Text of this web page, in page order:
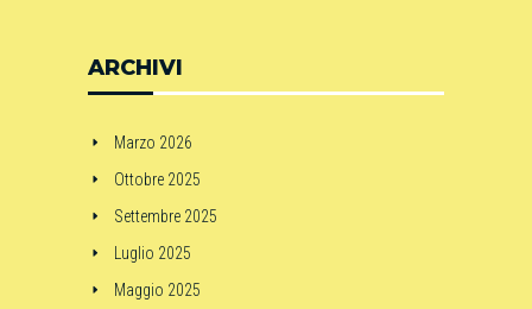
ARCHIVI
Marzo 2026
Ottobre 2025
Settembre 2025
Luglio 2025
Maggio 2025